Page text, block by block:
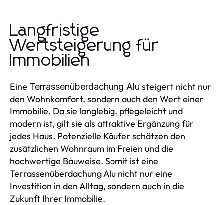
Langfristige
Wertsteigerung für
Immobilien
Eine Terrassenüberdachung Alu steigert nicht nur
den Wohnkomfort, sondern auch den Wert einer
Immobilie. Da sie langlebig, pflegeleicht und
modern ist, gilt sie als attraktive Ergänzung für
jedes Haus. Potenzielle Käufer schätzen den
zusätzlichen Wohnraum im Freien und die
hochwertige Bauweise. Somit ist eine
Terrassenüberdachung Alu nicht nur eine
Investition in den Alltag, sondern auch in die
Zukunft Ihrer Immobilie.